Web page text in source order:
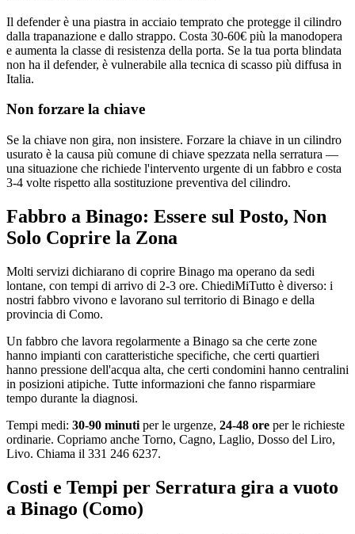
Il defender è una piastra in acciaio temprato che protegge il cilindro
dalla trapanazione e dallo strappo. Costa 30-60€ più la manodopera
e aumenta la classe di resistenza della porta. Se la tua porta blindata
non ha il defender, è vulnerabile alla tecnica di scasso più diffusa in
Italia.
Non forzare la chiave
Se la chiave non gira, non insistere. Forzare la chiave in un cilindro
usurato è la causa più comune di chiave spezzata nella serratura —
una situazione che richiede l'intervento urgente di un fabbro e costa
3-4 volte rispetto alla sostituzione preventiva del cilindro.
Fabbro a Binago: Essere sul Posto, Non
Solo Coprire la Zona
Molti servizi dichiarano di coprire Binago ma operano da sedi
lontane, con tempi di arrivo di 2-3 ore. ChiediMiTutto è diverso: i
nostri fabbro vivono e lavorano sul territorio di Binago e della
provincia di Como.
Un fabbro che lavora regolarmente a Binago sa che certe zone
hanno impianti con caratteristiche specifiche, che certi quartieri
hanno pressione dell'acqua alta, che certi condomini hanno centralini
in posizioni atipiche. Tutte informazioni che fanno risparmiare
tempo durante la diagnosi.
Tempi medi: 30-90 minuti per le urgenze, 24-48 ore per le richieste
ordinarie. Copriamo anche Torno, Cagno, Laglio, Dosso del Liro,
Livo. Chiama il 331 246 6237.
Costi e Tempi per Serratura gira a vuoto
a Binago (Como)